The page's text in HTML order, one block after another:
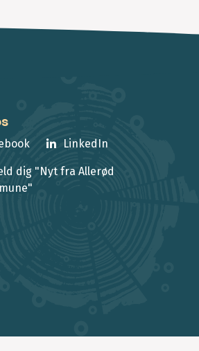
LinkedIn
dig "Nyt fra Allerød